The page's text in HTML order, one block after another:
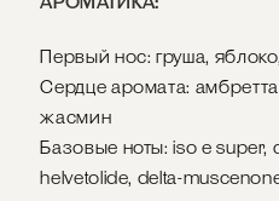
Первый нос: груша,
Сердце аромата:
жасмин
Базовые ноты: iso e super,
helvetolide, delta-